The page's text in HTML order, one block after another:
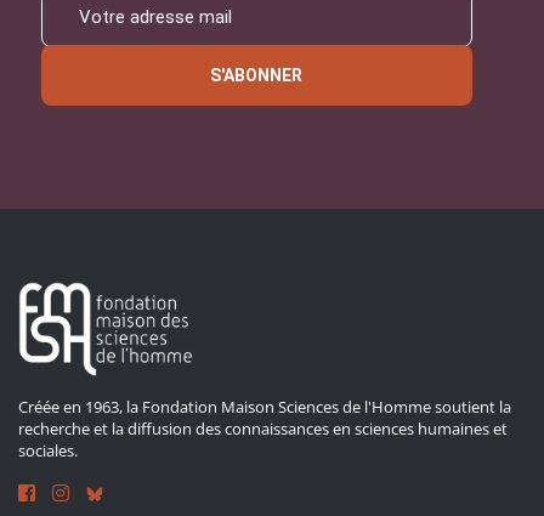
S'ABONNER
Créée en 1963, la Fondation Maison Sciences de l'Homme soutient la
recherche et la diffusion des connaissances en sciences humaines et
sociales.